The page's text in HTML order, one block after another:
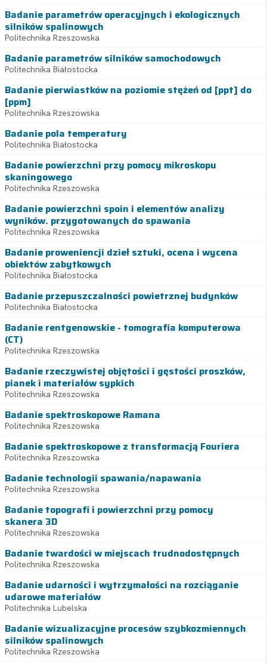
Badanie parametrów operacyjnych i ekologicznych
silników spalinowych
Politechnika Rzeszowska
Badanie parametrów silników samochodowych
Politechnika Białostocka
Badanie pierwiastków na poziomie stężeń od [ppt] do
[ppm]
Politechnika Rzeszowska
Badanie pola temperatury
Politechnika Białostocka
Badanie powierzchni przy pomocy mikroskopu
skaningowego
Politechnika Rzeszowska
Badanie powierzchni spoin i elementów analizy
wyników. przygotowanych do spawania
Politechnika Rzeszowska
Badanie proweniencji dzieł sztuki, ocena i wycena
obiektów zabytkowych
Politechnika Białostocka
Badanie przepuszczalności powietrznej budynków
Politechnika Białostocka
Badanie rentgenowskie - tomografia komputerowa
(CT)
Politechnika Rzeszowska
Badanie rzeczywistej objętości i gęstości proszków,
pianek i materiałów sypkich
Politechnika Rzeszowska
Badanie spektroskopowe Ramana
Politechnika Rzeszowska
Badanie spektroskopowe z transformacją Fouriera
Politechnika Rzeszowska
Badanie technologii spawania/napawania
Politechnika Rzeszowska
Badanie topografi i powierzchni przy pomocy
skanera 3D
Politechnika Rzeszowska
Badanie twardości w miejscach trudnodostępnych
Politechnika Rzeszowska
Badanie udarności i wytrzymałości na rozciąganie
udarowe materiałów
Politechnika Lubelska
Badanie wizualizacyjne procesów szybkozmiennych
silników spalinowych
Politechnika Rzeszowska